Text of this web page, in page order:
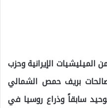
الإيرانية وحزب
بريف حمص الشمالي
سابقاً وذراع روسيا في